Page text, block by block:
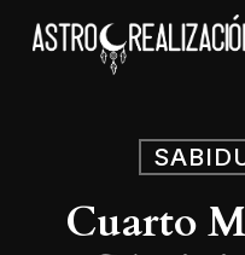
Cuarto